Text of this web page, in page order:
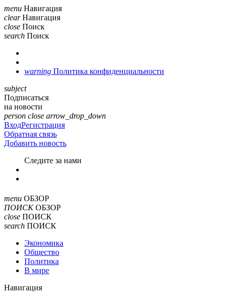
menu Навигация
clear Навигация
close Поиск
search Поиск
warning Политика конфиденциальности
subject
Подписаться
на новости
person close arrow_drop_down
ВходРегистрация
Обратная связь
Добавить новость
Cледите за нами
menu ОБЗОР
ПОИСК ОБЗОР
close ПОИСК
search ПОИСК
Экономика
Общество
Политика
В мире
Навигация